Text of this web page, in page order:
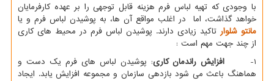
با وجودی که تهیه لباس فرم هزینه قابل توجهی را بر عهده کارفرمایان
خواهد گذاشت، اما در اغلب مواقع آن ها، به پوشیدن لباس فرم و یا
مانتو شلوار تاکید زیادی دارند. پوشیدن لباس فرم در محیط های کاری
از چند جهت مهم است :
1-
افزایش راندمان کاری: پوشیدن لباس های فرم یک دست و
هماهنگ باعث می شود بازدهی سازمان و مجموعه افزایش یابد. ایجاد